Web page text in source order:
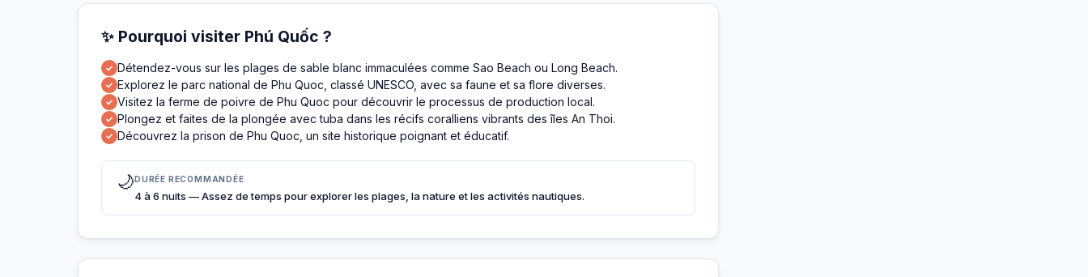
✨ Pourquoi visiter Phú Quốc ?
✓ Détendez-vous sur les plages de sable blanc immaculées comme Sao Beach ou Long Beach.
✓ Explorez le parc national de Phu Quoc, classé UNESCO, avec sa faune et sa flore diverses.
✓ Visitez la ferme de poivre de Phu Quoc pour découvrir le processus de production local.
✓ Plongez et faites de la plongée avec tuba dans les récifs coralliens vibrants des îles An Thoi.
✓ Découvrez la prison de Phu Quoc, un site historique poignant et éducatif.
🌙DURÉE RECOMMANDÉE
4 à 6 nuits — Assez de temps pour explorer les plages, la nature et les activités nautiques.